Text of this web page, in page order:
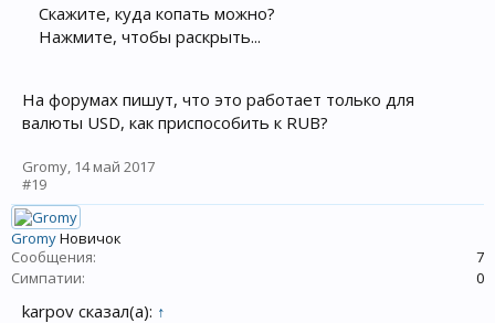
Скажите, куда копать можно?
Нажмите, чтобы раскрыть...
На форумах пишут, что это работает только для
валюты USD, как приспособить к RUB?
Gromy, 14 май 2017
#19
GromyНовичок
Сообщения:
7
Симпатии:
0
karpov сказал(а): ↑